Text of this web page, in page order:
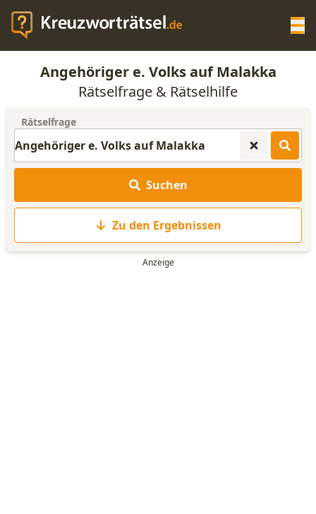
KREUZWORTRÄTSEL-HILFE
ANAGRAMM-GENERATOR
WORTLISTE
Angehöriger e. Volks auf Malakka
Rätselfrage & Rätselhilfe
Rätselfrage
Suchen
Zu den Ergebnissen